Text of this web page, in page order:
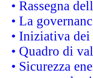
• Rassegna
• La
• Iniziativa
• Quadro di
• Sicurezza